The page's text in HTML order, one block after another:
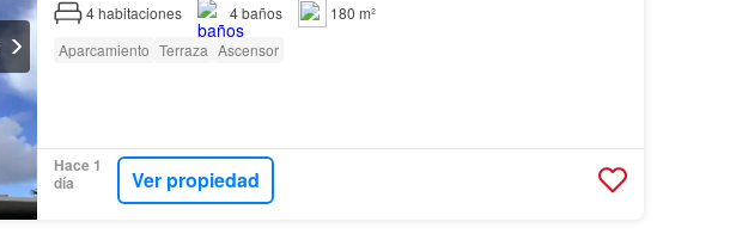
4habitaciones 4baños
180 m²
Aparcamiento Terraza Ascensor
Hace 1
día
Ver propiedad